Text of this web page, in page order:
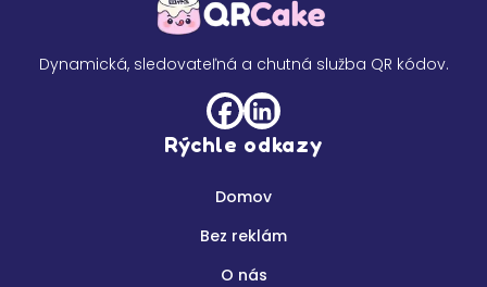
Dynamická, sledovateľná a chutná služba QR kódov.
Rýchle odkazy
Domov
Bez reklám
O nás